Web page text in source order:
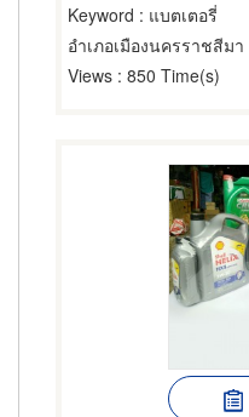
Keyword : แบตเตอรี่
อำเภอเมืองนครราชสีมา
Views : 850 Time(s)